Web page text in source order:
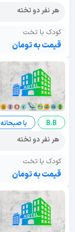
هر نفر دو تخته
کودک با تخت
قیمت به تومان
B.B
با صبحانه
هر نفر دو تخته
کودک با تخت
قیمت به تومان